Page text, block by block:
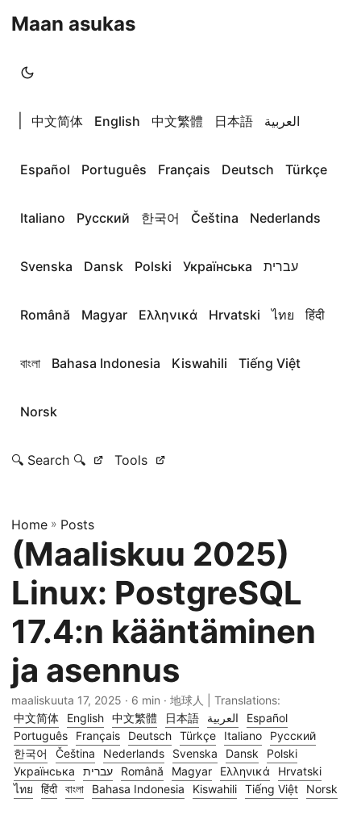
Maan asukas
中文简体 English 中文繁體 日本語 العربية
Español Português Français Deutsch Türkçe
Italiano Русский 한국어 Čeština Nederlands
Svenska Dansk Polski Українська עברית
Română Magyar Ελληνικά Hrvatski ไทย हिंदी
বাংলা Bahasa Indonesia Kiswahili Tiếng Việt
Norsk
🔍 Search 🔍 Tools
Home » Posts
(Maaliskuu 2025)
Linux: PostgreSQL
17.4:n kääntäminen
ja asennus
maaliskuuta 17, 2025 · 6 min · 地球人 | Translations:
中文简体
English 中文繁體 日本語 العربية
Español
Português
Français Deutsch Türkçe Italiano
Русский
한국어
Čeština Nederlands Svenska Dansk
Polski
Українська
עברית Română Magyar Ελληνικά
Hrvatski
ไทย
हिंदी বাংলা Bahasa Indonesia Kiswahili Tiếng Việt Norsk